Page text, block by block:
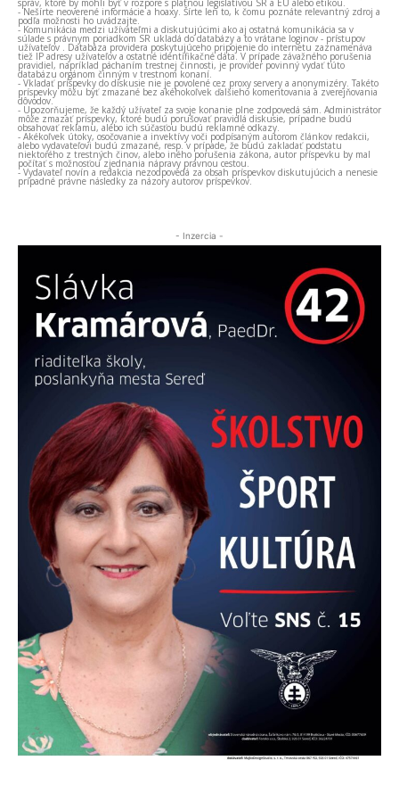
správ, ktoré by mohli byť v rozpore s platnou legislatívou SR a EÚ alebo etikou.
- Nešírte neoverené informácie a hoaxy. Šírte len to, k čomu poznáte relevantný zdroj a
podľa možnosti ho uvádzajte.
- Komunikácia medzi užívateľmi a diskutujúcimi ako aj ostatná komunikácia sa v
súlade s právnym poriadkom SR ukladá do databázy a to vrátane loginov - prístupov
užívateľov . Databáza providera poskytujúceho pripojenie do internetu zaznamenáva
tiež IP adresy užívateľov a ostatné identifikačné dáta. V prípade závažného porušenia
pravidiel, napríklad páchaním trestnej činnosti, je provider povinný vydať túto
databázu orgánom činným v trestnom konaní.
- Vkladať príspevky do diskusie nie je povolené cez proxy servery a anonymizéry. Takéto
príspevky môžu byť zmazané bez akéhokoľvek ďalšieho komentovania a zverejňovania
dôvodov.
- Upozorňujeme, že každý užívateľ za svoje konanie plne zodpovedá sám. Administrátor
môže zmazať príspevky, ktoré budú porušovať pravidlá diskusie, prípadne budú
obsahovať reklamu, alebo ich súčasťou budú reklamné odkazy.
- Akékoľvek útoky, osočovanie a invektívy voči podpísaným autorom článkov redakcii,
alebo vydavateľovi budú zmazané, resp. v prípade, že budú zakladať podstatu
niektorého z trestných činov, alebo iného porušenia zákona, autor príspevku by mal
počítať s možnosťou zjednania nápravy právnou cestou.
- Vydavateľ novín a redakcia nezodpovedá za obsah príspevkov diskutujúcich a nenesie
prípadné právne následky za názory autorov príspevkov.
- Inzercia -